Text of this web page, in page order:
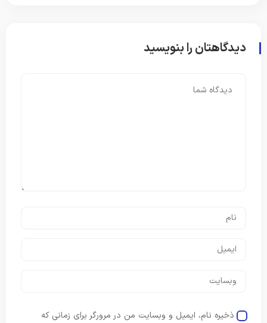
دیدگاهتان را بنویسید
ذخیره نام، ایمیل و وبسایت من در مرورگر برای زمانی که